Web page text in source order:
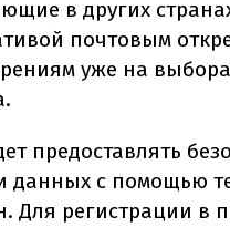
в других
почтовым
уже на
предоставлять
данных с помощью
Для регистрации в